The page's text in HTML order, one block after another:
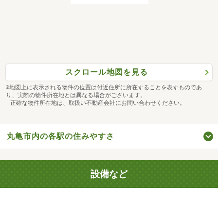
スクロール地図を見る
※地図上に表示される物件の位置は付近住所に所在することを表すものであ
り、実際の物件所在地とは異なる場合がございます。
正確な物件所在地は、取扱い不動産会社にお問い合わせください。
丸亀市内の各駅の住みやすさ
設備など